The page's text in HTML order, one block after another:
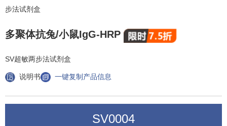
步法试剂盒
多聚体抗兔/小鼠IgG-HRP
SV超敏两步法试剂盒
说明书 一键复制产品信息
SV0004